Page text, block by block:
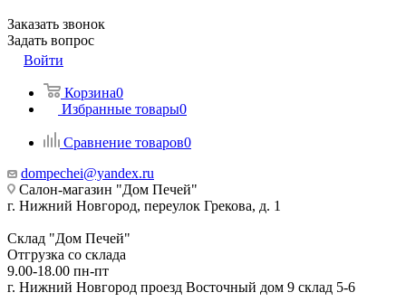
Заказать звонок
Задать вопрос
Войти
Корзина0
Избранные товары0
Сравнение товаров0
dompechei@yandex.ru
Салон-магазин "Дом Печей"
г. Нижний Новгород, переулок Грекова, д. 1
Склад "Дом Печей"
Отгрузка со склада
9.00-18.00 пн-пт
г. Нижний Новгород проезд Восточный дом 9 склад 5-6